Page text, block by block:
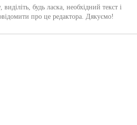
будь ласка, необхідний текст і
про це редактора. Дякуємо!